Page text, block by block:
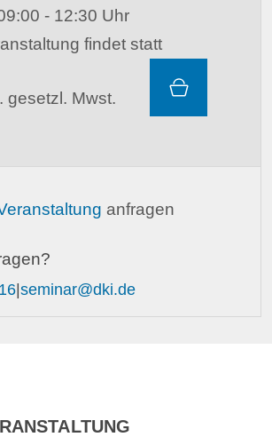
- 12:30 Uhr
findet statt
gesetzl. Mwst.
anfragen
seminar@dki.de